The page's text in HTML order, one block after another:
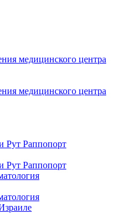
медицинского центра
медицинского центра
Рут Раппопорт
Рут Раппопорт